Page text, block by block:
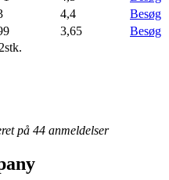
4,4
Besøg
3,65
Besøg
på 44 anmeldelser